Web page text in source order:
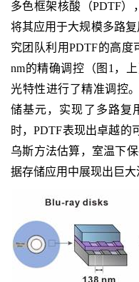
多色框架核酸（PDTF
将其应用于大规模多路
究团队利用PDTF的高度
nm的精确调控（图1，
光特性进行了精准调控
储基元，实现了多路复
时，PDTF表现出卓越的
乌斯方法估算，室温下
据存储应用中展现出巨大